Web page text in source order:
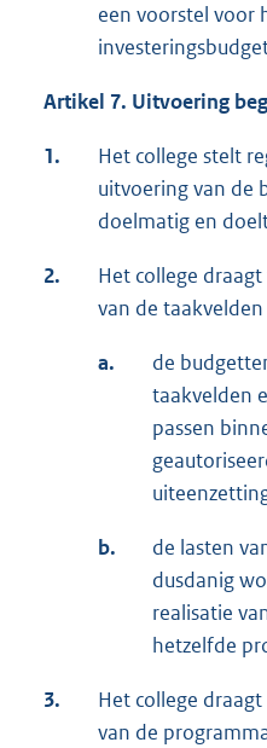
een voorstel voor
Artikel 7. Uitvoering
1.
Het college stelt
uitvoering van de
doelmatig en
2.
Het college
van de
a.
de
taakvelden
passen
b.
de lasten
dusdanig
realisatie
hetzelfde
3.
Het college
van de